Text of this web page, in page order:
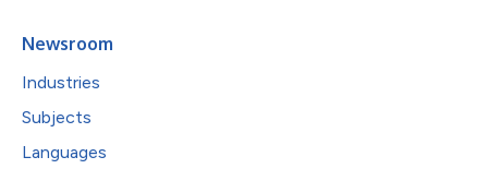
Newsroom
Industries
Subjects
Languages